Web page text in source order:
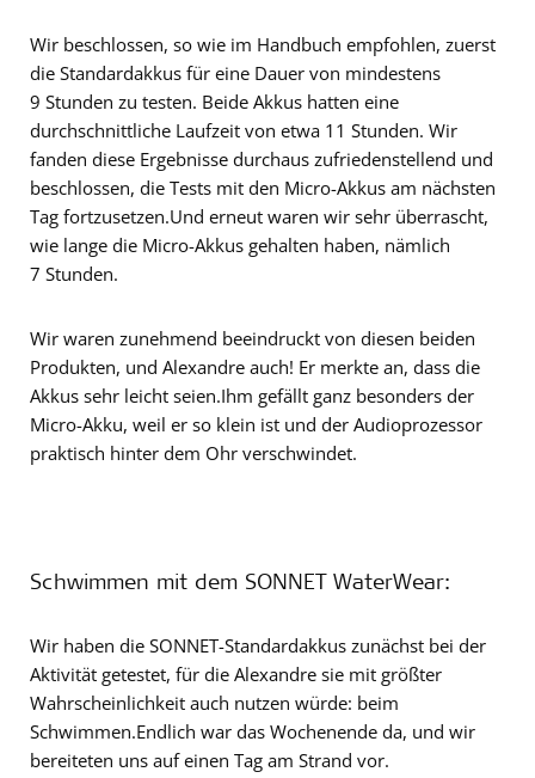
Wir beschlossen, so wie im Handbuch empfohlen, zuerst
die Standardakkus für eine Dauer von mindestens
9 Stunden zu testen. Beide Akkus hatten eine
durchschnittliche Laufzeit von etwa 11 Stunden. Wir
fanden diese Ergebnisse durchaus zufriedenstellend und
beschlossen, die Tests mit den Micro-Akkus am nächsten
Tag fortzusetzen.Und erneut waren wir sehr überrascht,
wie lange die Micro-Akkus gehalten haben, nämlich
7 Stunden.
Wir waren zunehmend beeindruckt von diesen beiden
Produkten, und Alexandre auch! Er merkte an, dass die
Akkus sehr leicht seien.Ihm gefällt ganz besonders der
Micro-Akku, weil er so klein ist und der Audioprozessor
praktisch hinter dem Ohr verschwindet.
Schwimmen mit dem SONNET WaterWear:
Wir haben die SONNET-Standardakkus zunächst bei der
Aktivität getestet, für die Alexandre sie mit größter
Wahrscheinlichkeit auch nutzen würde: beim
Schwimmen.Endlich war das Wochenende da, und wir
bereiteten uns auf einen Tag am Strand vor.